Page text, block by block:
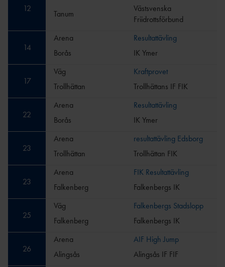
12
Tanum
Västsvenska
Friidrottsförbund
14
Arena
Resultattävling
Borås
IK Ymer
17
Väg
Kraftprovet
Trollhättan
Trollhättans IF FIK
22
Arena
Resultattävling
Borås
IK Ymer
23
Arena
resultattävling Edsborg
Trollhättan
Trollhättan FIK
23
Arena
FIK Resultattävling
Falkenberg
Falkenbergs IK
25
Väg
Falkenbergs Stadslopp
Falkenberg
Falkenbergs IK
26
Arena
AIF High Jump
Alingsås
Alingsås IF FIF